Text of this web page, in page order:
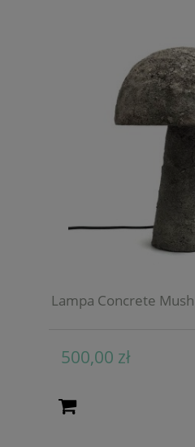
Lampa Concrete
500,00 zł